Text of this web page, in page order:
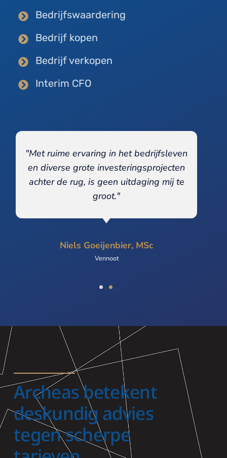
Bedrijfswaardering
Bedrijf kopen
Bedrijf verkopen
Interim CFO
"Met ruime ervaring in het bedrijfsleven
en diverse grote investeringsprojecten
achter de rug, is geen uitdaging mij te
groot."
Niels Goeijenbier, MSc
Vennoot
Archeas betekent
deskundig advies
tegen scherpe